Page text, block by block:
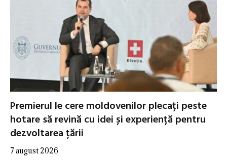
Premierul le cere moldovenilor plecați peste
hotare să revină cu idei și experiență pentru
dezvoltarea țării
7 august 2026